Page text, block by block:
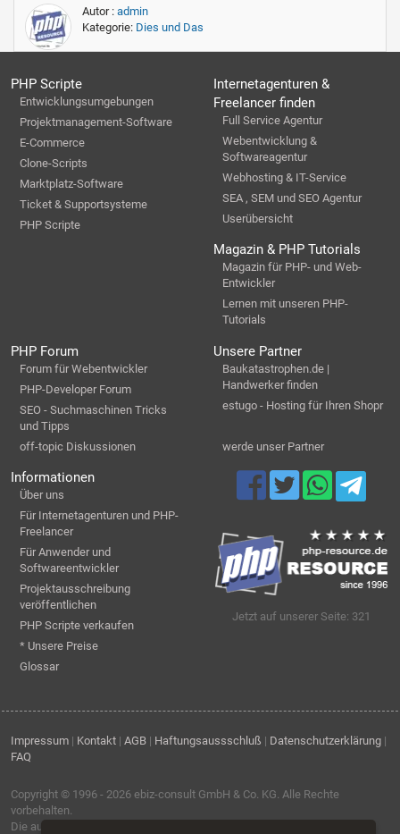
Autor : admin
Kategorie: Dies und Das
PHP Scripte
Entwicklungsumgebungen
Projektmanagement-Software
E-Commerce
Clone-Scripts
Marktplatz-Software
Ticket & Supportsysteme
PHP Scripte
Internetagenturen &
Freelancer finden
Full Service Agentur
Webentwicklung &
Softwareagentur
Webhosting & IT-Service
SEA , SEM und SEO Agentur
Userübersicht
Magazin & PHP Tutorials
Magazin für PHP- und Web-
Entwickler
Lernen mit unseren PHP-
Tutorials
PHP Forum
Forum für Webentwickler
PHP-Developer Forum
SEO - Suchmaschinen Tricks
und Tipps
off-topic Diskussionen
Unsere Partner
Baukatastrophen.de |
Handwerker finden
estugo - Hosting für Ihren Shopr
werde unser Partner
Informationen
Über uns
Für Internetagenturen und PHP-
Freelancer
Für Anwender und
Softwareentwickler
Projektausschreibung
veröffentlichen
PHP Scripte verkaufen
* Unsere Preise
Glossar
Jetzt auf unserer Seite: 321
Impressum | Kontakt | AGB | Haftungsaussschluß | Datenschutzerklärung |
FAQ
Copyright © 1996 - 2026 ebiz-consult GmbH & Co. KG . Alle Rechte
vorbehalten.
Die auf dieser Seite verwendeten Produktbezeichnungen, Namen und